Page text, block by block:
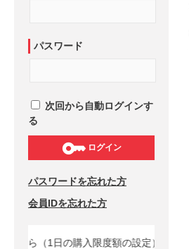
パスワード
次回から自動ログインす
る
ログイン
パスワードを忘れた方
会員IDを忘れた方
（1日の購入限度額の設定）↓